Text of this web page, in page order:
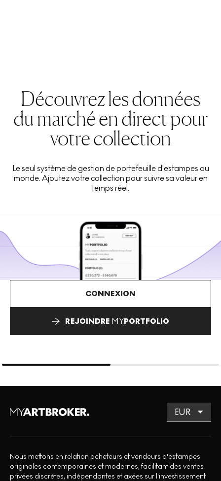
Découvrez les données
du marché en direct pour
votre collection
Le seul système de gestion de portefeuille d'estampes au
monde. Ajoutez votre collection pour suivre sa valeur en
temps réel.
CONNEXION
REJOINDRE MYPORTFOLIO
Nous mettons en relation acheteurs et vendeurs d'estampes
originales contemporaines et modernes, facilitant des ventes
privées discrètes, indépendantes et axées sur l'investissement.